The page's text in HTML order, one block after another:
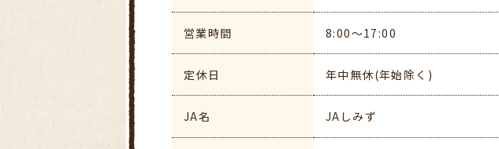
営業時間 8:00～17:00
定休日 年中無休(年始除く)
JA名 JAしみず